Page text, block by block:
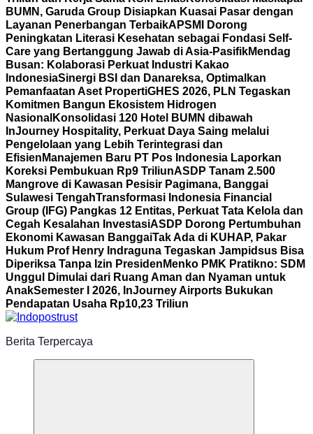
BUMN, Garuda Group Disiapkan Kuasai Pasar dengan
Layanan Penerbangan TerbaikAPSMI Dorong
Peningkatan Literasi Kesehatan sebagai Fondasi Self-
Care yang Bertanggung Jawab di Asia-PasifikMendag
Busan: Kolaborasi Perkuat Industri Kakao
IndonesiaSinergi BSI dan Danareksa, Optimalkan
Pemanfaatan Aset PropertiGHES 2026, PLN Tegaskan
Komitmen Bangun Ekosistem Hidrogen
Nasional Konsolidasi 120 Hotel BUMN dibawah
InJourney Hospitality, Perkuat Daya Saing melalui
Pengelolaan yang Lebih Terintegrasi dan
Efisien Manajemen Baru PT Pos Indonesia Laporkan
Koreksi Pembukuan Rp9 TriliunASDP Tanam 2.500
Mangrove di Kawasan Pesisir Pagimana, Banggai
Sulawesi TengahTransformasi Indonesia Financial
Group (IFG) Pangkas 12 Entitas, Perkuat Tata Kelola dan
Cegah Kesalahan InvestasiASDP Dorong Pertumbuhan
Ekonomi Kawasan BanggaiTak Ada di KUHAP, Pakar
Hukum Prof Henry Indraguna Tegaskan Jampidsus Bisa
Diperiksa Tanpa Izin Presiden Menko PMK Pratikno: SDM
Unggul Dimulai dari Ruang Aman dan Nyaman untuk
AnakSemester I 2026, InJourney Airports Bukukan
Pendapatan Usaha Rp10,23 Triliun
Berita Terpercaya